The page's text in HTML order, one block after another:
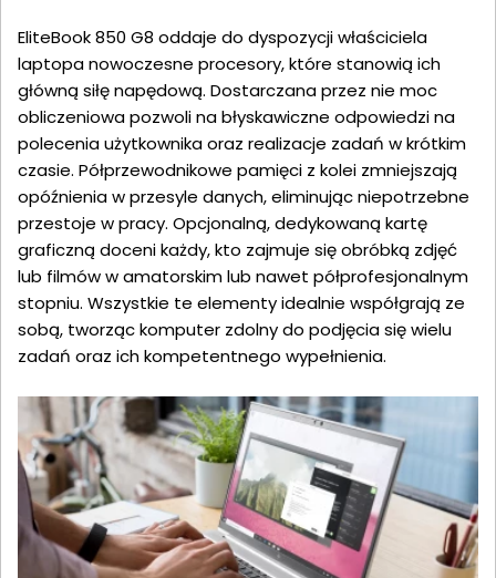
EliteBook 850 G8 oddaje do dyspozycji właściciela
laptopa nowoczesne procesory, które stanowią ich
główną siłę napędową. Dostarczana przez nie moc
obliczeniowa pozwoli na błyskawiczne odpowiedzi na
polecenia użytkownika oraz realizacje zadań w krótkim
czasie. Półprzewodnikowe pamięci z kolei zmniejszają
opóźnienia w przesyle danych, eliminując niepotrzebne
przestoje w pracy. Opcjonalną, dedykowaną kartę
graficzną doceni każdy, kto zajmuje się obróbką zdjęć
lub filmów w amatorskim lub nawet półprofesjonalnym
stopniu. Wszystkie te elementy idealnie współgrają ze
sobą, tworząc komputer zdolny do podjęcia się wielu
zadań oraz ich kompetentnego wypełnienia.